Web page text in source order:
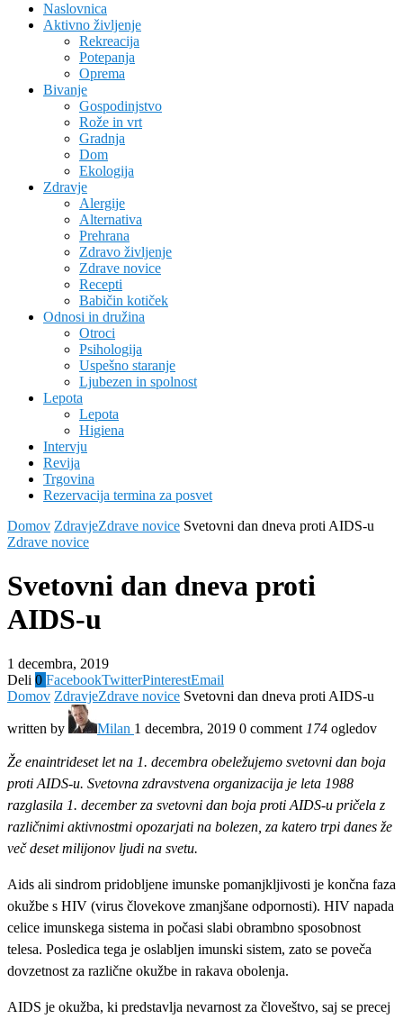
Naslovnica
Aktivno življenje
Rekreacija
Potepanja
Oprema
Bivanje
Gospodinjstvo
Rože in vrt
Gradnja
Dom
Ekologija
Zdravje
Alergije
Alternativa
Prehrana
Zdravo življenje
Zdrave novice
Recepti
Babičin kotiček
Odnosi in družina
Otroci
Psihologija
Uspešno staranje
Ljubezen in spolnost
Lepota
Lepota
Higiena
Intervju
Revija
Trgovina
Rezervacija termina za posvet
Domov ZdravjeZdrave novice Svetovni dan dneva proti AIDS-u
Zdrave novice
Svetovni dan dneva proti
AIDS-u
1 decembra, 2019
Deli 0 FacebookTwitterPinterestEmail
Domov ZdravjeZdrave novice Svetovni dan dneva proti AIDS-u
written by Milan 1 decembra, 2019 0 comment 174 ogledov
Že enaintrideset let na 1. decembra obeležujemo svetovni dan boja
proti AIDS-u. Svetovna zdravstvena organizacija je leta 1988
razglasila 1. december za svetovni dan boja proti AIDS-u pričela z
različnimi aktivnostmi opozarjati na bolezen, za katero trpi danes že
več deset milijonov ljudi na svetu.
Aids ali sindrom pridobljene imunske pomanjkljivosti je končna faza
okužbe s HIV (virus človekove zmanjšane odpornosti). HIV napada
celice imunskega sistema in počasi slabi obrambno sposobnost
telesa. Posledica tega je oslabljen imunski sistem, zato se poveča
dovzetnost za različne okužbe in rakava obolenja.
AIDS je okužba, ki predstavlja nevarnost za človeštvo, saj se precej